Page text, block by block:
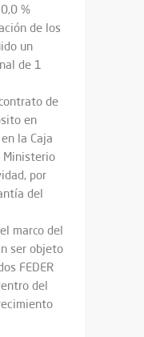
%
de los
un
de 1
de
en
la Caja
Ministerio
por
del
marco del
ser objeto
FEDER
del